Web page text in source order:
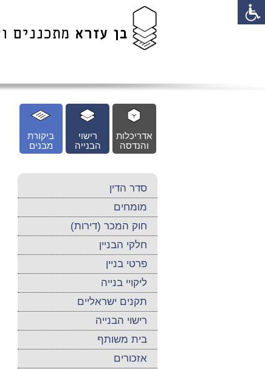
ביקורת
מבנים
רישוי
הבנייה
אדריכלות
והנדסה
סדר הדין
מומחים
חוק המכר (דירות)
חלקי הבניין
פרטי בניין
ליקויי בנייה
תקנים ישראליים
רישוי הבנייה
בית משותף
אזכורים